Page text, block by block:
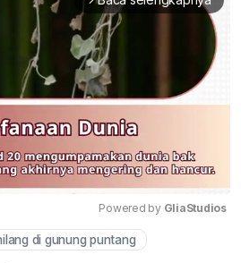
Powered by GliaStudios
di gunung puntang